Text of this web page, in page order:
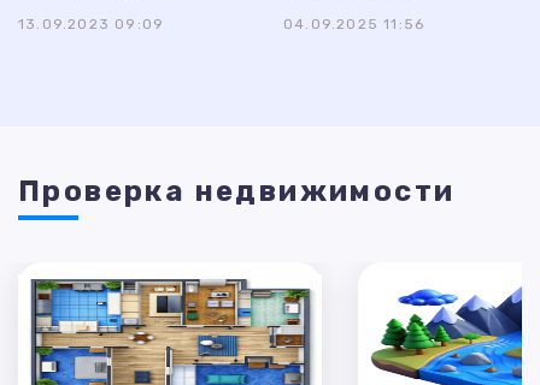
13.09.2023 09:09 04.09.2025 11:56
Проверка недвижимости